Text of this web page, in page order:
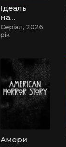
Ідеаль
на
корона
/
принц
а ХХІ
століття
Серіал, 2026
рік
Амери